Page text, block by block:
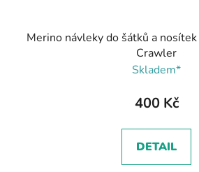
Merino návleky do šátků a
Crawler
Skladem*
400 Kč
DETAIL